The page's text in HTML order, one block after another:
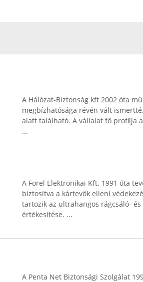
A Hálózat-Biztonság kft 2002 óta
megbízhatósága révén vált
alatt található. A vállalat fő profilja
...
A Forel Elektronikai Kft. 1991 óta
biztosítva a kártevők elleni
tartozik az ultrahangos rágcsáló-
értékesítése. ...
A Penta Net Biztonsági Szolgálat